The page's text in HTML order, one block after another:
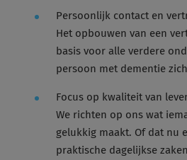
Persoonlijk contact en
Het opbouwen van een
basis voor alle verdere
persoon met dementie
Focus op kwaliteit van
We richten op ons wat
gelukkig maakt. Of dat nu
praktische dagelijkse